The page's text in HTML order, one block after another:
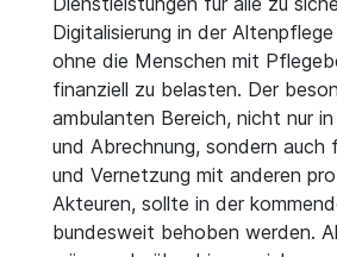
Digitalisierung in der
ohne die Menschen mit
finanziell zu belasten. Der
ambulanten Bereich, nicht nur
und Abrechnung, sondern auch
und Vernetzung mit anderen
Akteuren, sollte in der
bundesweit behoben werden.